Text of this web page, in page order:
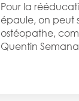
Pour la
épaule, on peut
ostéopathe,
Quentin